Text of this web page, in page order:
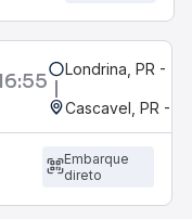
Londrina, PR -
Cascavel, PR -
Embarque
direto